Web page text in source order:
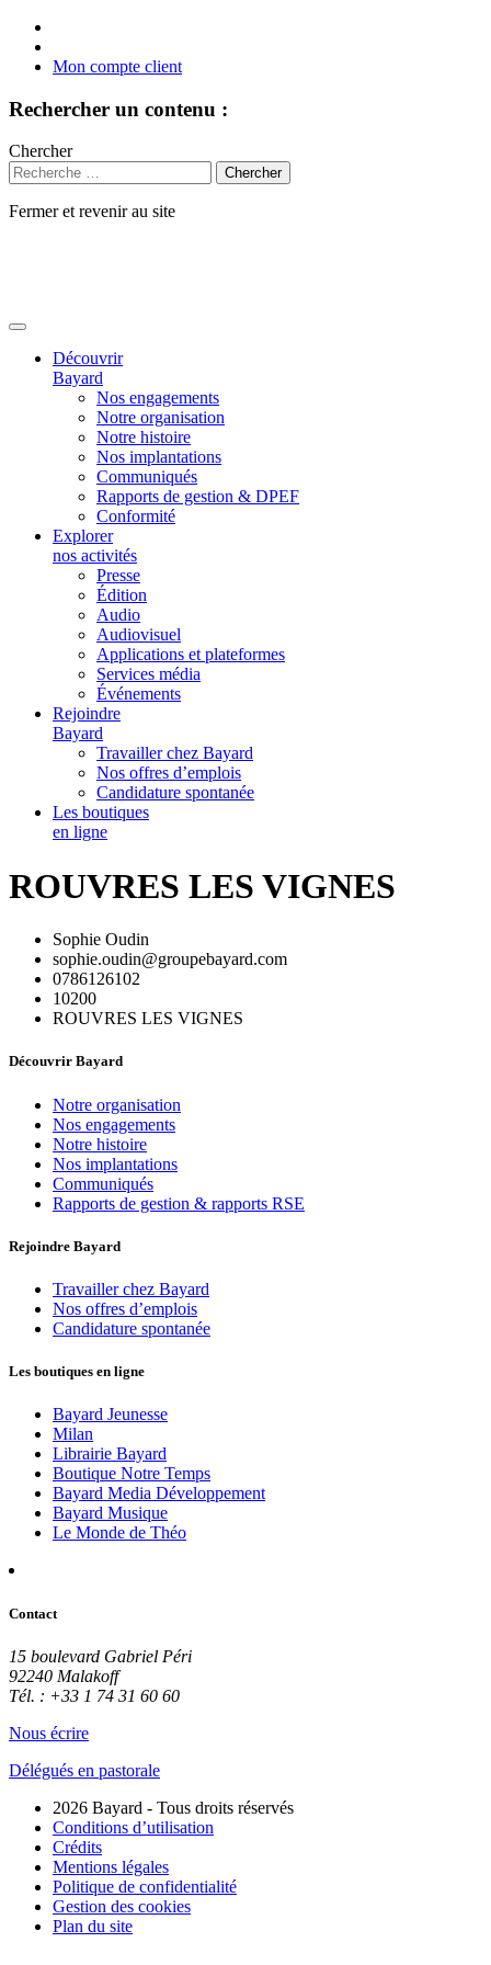
Mon compte client
Rechercher un contenu :
Chercher
Fermer et revenir au site
Découvrir
Bayard
Nos engagements
Notre organisation
Notre histoire
Nos implantations
Communiqués
Rapports de gestion & DPEF
Conformité
Explorer
nos activités
Presse
Édition
Audio
Audiovisuel
Applications et plateformes
Services média
Événements
Rejoindre
Bayard
Travailler chez Bayard
Nos offres d’emplois
Candidature spontanée
Les boutiques
en ligne
ROUVRES LES VIGNES
Sophie Oudin
sophie.oudin@groupebayard.com
0786126102
10200
ROUVRES LES VIGNES
Découvrir Bayard
Notre organisation
Nos engagements
Notre histoire
Nos implantations
Communiqués
Rapports de gestion & rapports RSE
Rejoindre Bayard
Travailler chez Bayard
Nos offres d’emplois
Candidature spontanée
Les boutiques en ligne
Bayard Jeunesse
Milan
Librairie Bayard
Boutique Notre Temps
Bayard Media Développement
Bayard Musique
Le Monde de Théo
Contact
15 boulevard Gabriel Péri
92240 Malakoff
Tél. : +33 1 74 31 60 60
Nous écrire
Délégués en pastorale
2026 Bayard - Tous droits réservés
Conditions d’utilisation
Crédits
Mentions légales
Politique de confidentialité
Gestion des cookies
Plan du site